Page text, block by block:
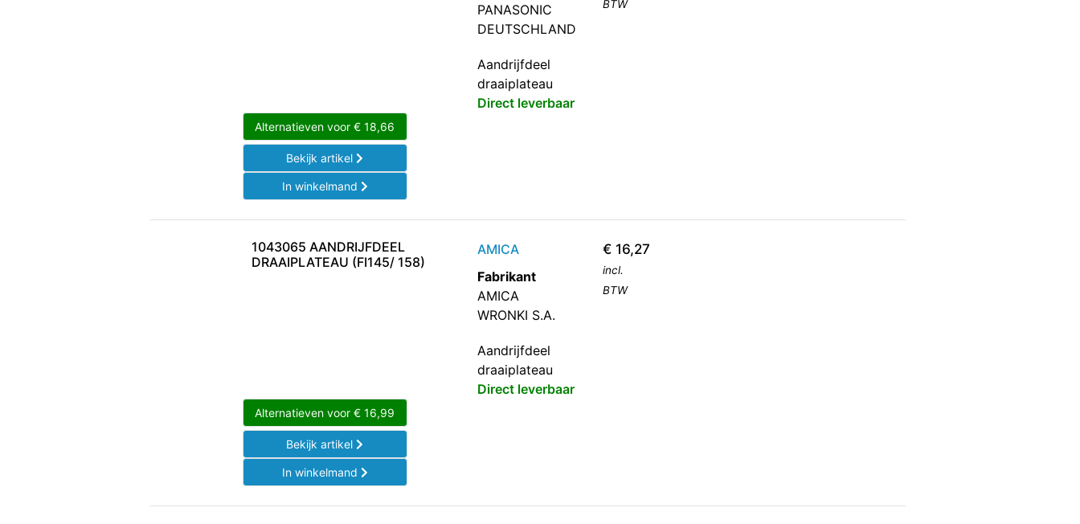
PANASONIC
DEUTSCHLAND
Aandrijfdeel
draaiplateau
Direct leverbaar
BTW
Alternatieven voor€ 18,66
Bekijk artikel
In winkelmand
1043065 AANDRIJFDEEL
DRAAIPLATEAU (FI145/ 158)
AMICA
Fabrikant
AMICA
WRONKI S.A.
Aandrijfdeel
draaiplateau
Direct leverbaar
€ 16,27
incl.
BTW
Alternatieven voor€ 16,99
Bekijk artikel
In winkelmand